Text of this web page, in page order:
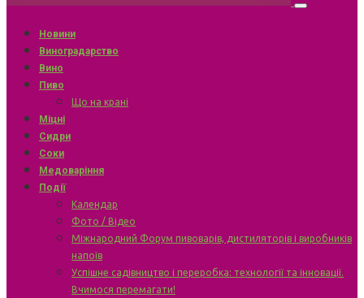
Новини
Виноградарство
Вино
Пиво
Що на крані
Міцні
Сидри
Соки
Медоваріння
Події
Календар
Фото / Відео
Міжнародний Форум пивоварів, дистиляторів і виробників
напоїв
Успішне садівництво і переробка: технології та інновації.
Вчимося перемагати!